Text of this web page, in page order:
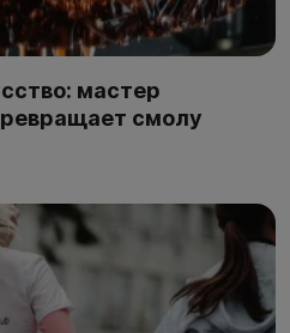
мастер
смолу